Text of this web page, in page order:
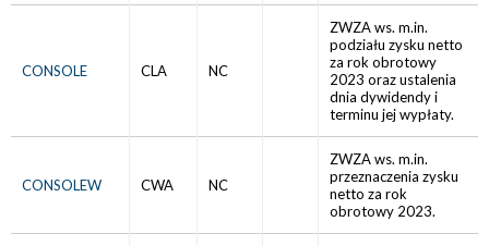
CONSOLE CLA NC
ZWZA ws. m.in.
podziału zysku netto
za rok obrotowy
2023 oraz ustalenia
dnia dywidendy i
terminu jej wypłaty.
CONSOLEW CWA NC
ZWZA ws. m.in.
przeznaczenia zysku
netto za rok
obrotowy 2023.